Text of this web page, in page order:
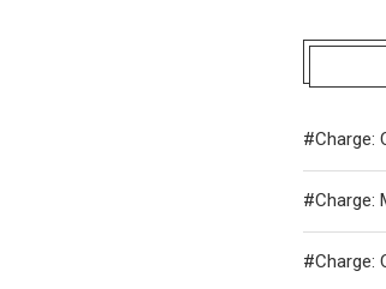
#Charge:
#Charge:
#Charge: